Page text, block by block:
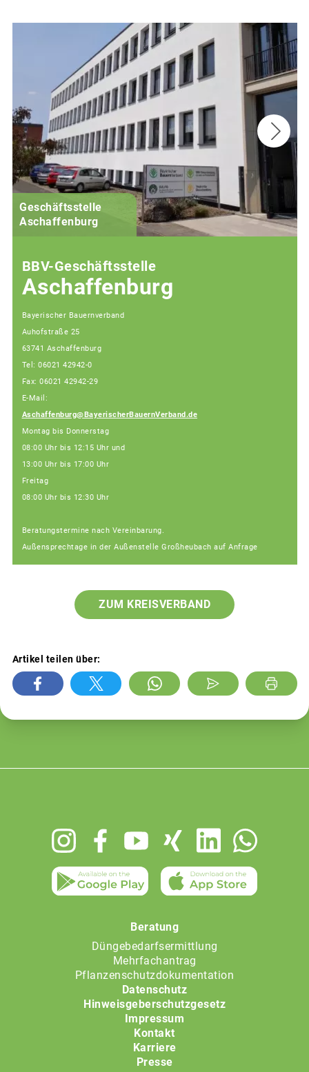
Geschäftsstelle
Aschaffenburg
BBV-Geschäftsstelle
Aschaffenburg
Bayerischer Bauernverband
Auhofstraße 25
63741 Aschaffenburg
Tel: 06021 42942-0
Fax: 06021 42942-29
E-Mail:
Aschaffenburg@BayerischerBauernVerband.de
Montag bis Donnerstag
08:00 Uhr bis 12:15 Uhr und
13:00 Uhr bis 17:00 Uhr
Freitag
08:00 Uhr bis 12:30 Uhr
Beratungstermine nach Vereinbarung.
Außensprechtage in der Außenstelle Großheubach auf Anfrage
ZUM KREISVERBAND
Artikel teilen über:
Beratung
Düngebedarfsermittlung
Mehrfachantrag
Pflanzenschutzdokumentation
Datenschutz
Hinweisgeberschutzgesetz
Impressum
Kontakt
Karriere
Presse